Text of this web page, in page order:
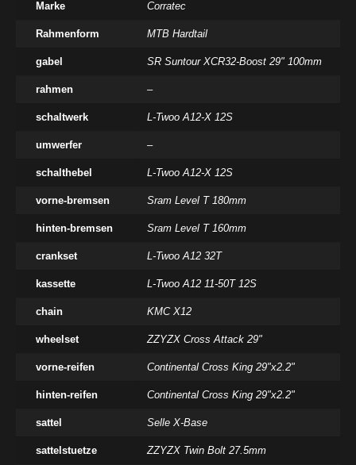
Marke Corratec
Rahmenform MTB Hardtail
gabel SR Suntour XCR32-Boost 29" 100mm
rahmen –
schaltwerk L-Twoo A12-X 12S
umwerfer –
schalthebel L-Twoo A12-X 12S
vorne-bremsen Sram Level T 180mm
hinten-bremsen Sram Level T 160mm
crankset L-Twoo A12 32T
kassette L-Twoo A12 11-50T 12S
chain KMC X12
wheelset ZZYZX Cross Attack 29"
vorne-reifen Continental Cross King 29"x2.2"
hinten-reifen Continental Cross King 29"x2.2"
sattel Selle X-Base
sattelstuetze ZZYZX Twin Bolt 27.5mm